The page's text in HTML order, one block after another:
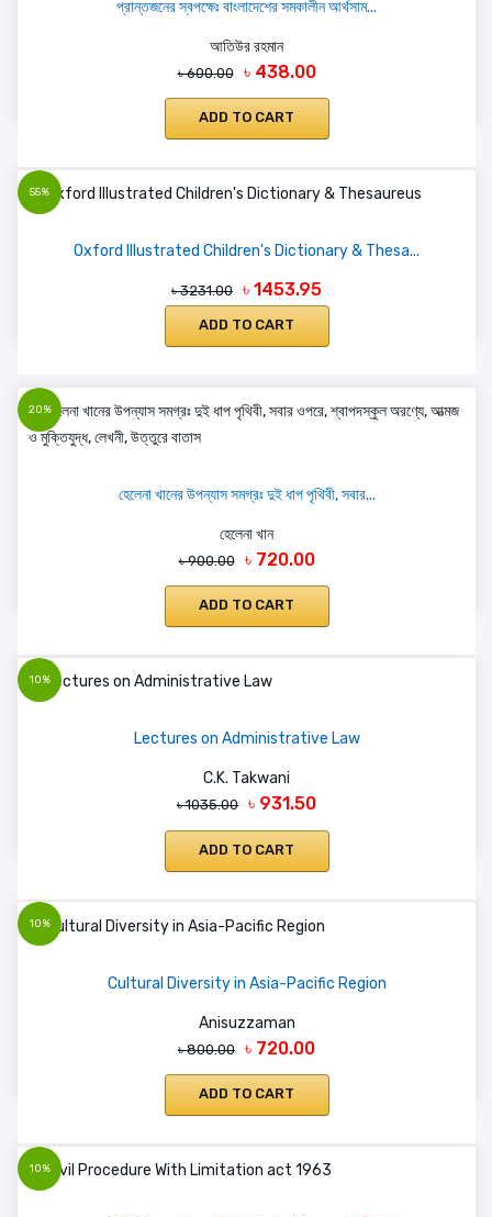
প্রান্তজনের স্বপক্ষেঃ বাংলাদেশের সমকালীন আর্থসাম...
আতিউর রহমান
৳ 600.00 ৳ 438.00
ADD TO CART
55%
Oxford Illustrated Children's Dictionary & Thesa...
৳ 3231.00 ৳ 1453.95
ADD TO CART
20%
হেলেনা খানের উপন্যাস সমগ্রঃ দুই ধাপ পৃথিবী, সবার...
হেলেনা খান
৳ 900.00 ৳ 720.00
ADD TO CART
10%
Lectures on Administrative Law
C.K. Takwani
৳ 1035.00 ৳ 931.50
ADD TO CART
10%
Cultural Diversity in Asia-Pacific Region
Anisuzzaman
৳ 800.00 ৳ 720.00
ADD TO CART
10%